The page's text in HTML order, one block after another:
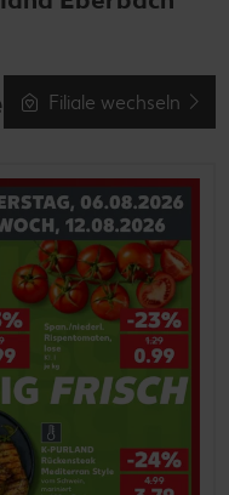
Filiale wechseln